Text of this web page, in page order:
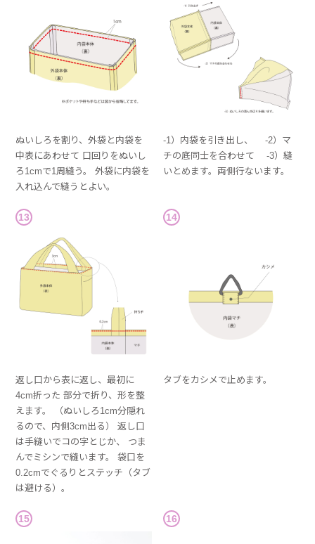
ぬいしろを割り、外袋と内袋を
中表にあわせて 口回りをぬいし
ろ1cmで1周縫う。 外袋に内袋を
入れ込んで縫うとよい。
-1）内袋を引き出し、 -2）マ
チの底同士を合わせて -3）縫
いとめます。両側行ないます。
13
返し口から表に返し、最初に
4cm折った 部分で折り、形を整
えます。 （ぬいしろ1cm分隠れ
るので、内側3cm出る） 返し口
は手縫いでコの字とじか、 つま
んでミシンで縫います。 袋口を
0.2cmでぐるりとステッチ（タブ
は避ける）。
14
タブをカシメで止めます。
15 16